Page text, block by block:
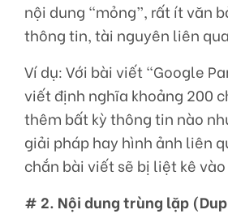
nội dung “mỏng”, rất ít văn
thông tin, tài nguyên liên
Ví dụ: Với bài viết “Google
viết định nghĩa khoảng 200
thêm bất kỳ thông tin nào
giải pháp hay hình ảnh liên
chắn bài viết sẽ bị liệt kê
# 2. Nội dung trùng lặp